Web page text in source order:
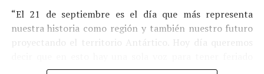
$40 millonesa favor de su madre.
Sin embargo, la Fiscalía abrió una nueva línea
“El 21 de septiembre es el día que más representa
nuestra historia como región y también nuestro futuro
proyectando el territorio Antártico. Hoy día queremos
este día por los primeros chilotes que llegaron en la